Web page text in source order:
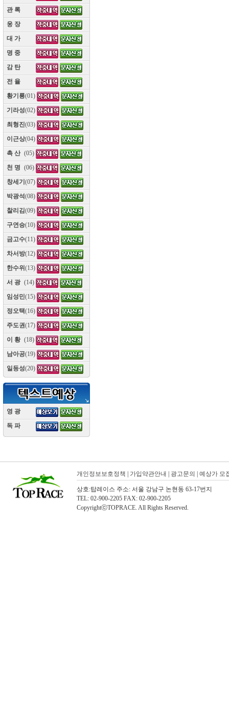
관 록
웅 장
대 가
명 중
감 탄
전 율
황기룡(01)
기라성(02)
최형진(03)
이근상(04)
촉 산 (05)
천 명 (06)
창세기 (07)
박광석(08)
찰리김(09)
구연승(10)
금고수(11)
차서방(12)
한수위 (13)
서 광 (14)
임성민(15)
정오택(16)
주도권(17)
이 황 (18)
남아공(19)
일등성(20)
영 광
독 파
개인정보보호정책 가입약관안내 광고문의 예상가 모
상호:탑레이스 주소: 서울 강남구 논현동 63-17번지
TEL: 02-900-2205 FAX: 02-900-2205
CopyrightⓒTOPRACE. All Rights Reserved.